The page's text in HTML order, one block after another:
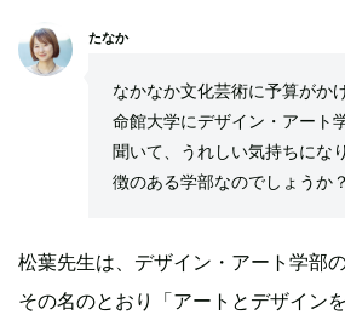
たなか
なかなか文化芸術に予算がか
命館大学にデザイン・アート
聞いて、うれしい気持ちにな
徴のある学部なのでしょうか？
松葉先生は、デザイン・アート学部
その名のとおり「アートとデザイン